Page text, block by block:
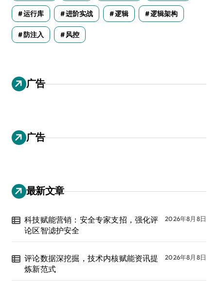
运行库 进阶实战 逻辑 逻辑架构
防注入 风控
广告
广告
最新文章
科技赋能营销：安全专家支招，强化评
论区智滤护安全
2026年8月8日
评论数据深挖掘，技术内核赋能资讯提
炼新范式
2026年8月8日